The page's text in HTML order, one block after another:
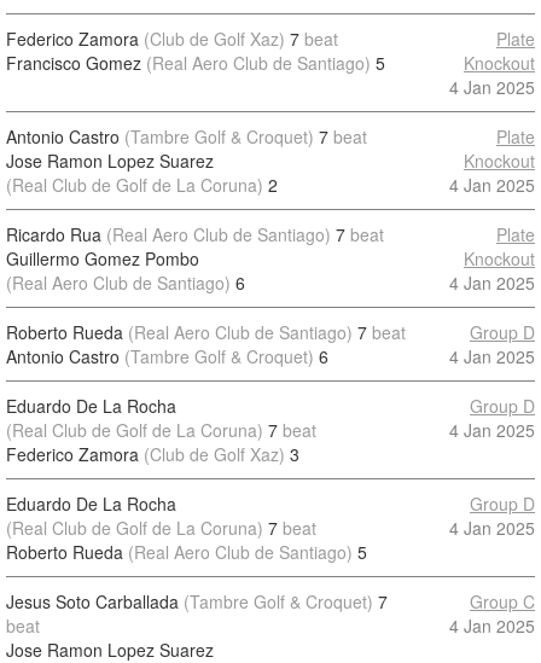
Federico Zamora (Club de Golf Xaz) 7 beat
Francisco Gomez (Real Aero Club de Santiago) 5
Plate
Knockout
4 Jan 2025
Antonio Castro (Tambre Golf & Croquet) 7 beat
Jose Ramon Lopez Suarez
(Real Club de Golf de La Coruna) 2
Plate
Knockout
4 Jan 2025
Ricardo Rua (Real Aero Club de Santiago) 7 beat
Guillermo Gomez Pombo
(Real Aero Club de Santiago) 6
Plate
Knockout
4 Jan 2025
Roberto Rueda (Real Aero Club de Santiago) 7 beat
Antonio Castro (Tambre Golf & Croquet) 6
Group D
4 Jan 2025
Eduardo De La Rocha
(Real Club de Golf de La Coruna) 7 beat
Federico Zamora (Club de Golf Xaz) 3
Group D
4 Jan 2025
Eduardo De La Rocha
(Real Club de Golf de La Coruna) 7 beat
Roberto Rueda (Real Aero Club de Santiago) 5
Group D
4 Jan 2025
Jesus Soto Carballada (Tambre Golf & Croquet) 7
beat
Jose Ramon Lopez Suarez
Group C
4 Jan 2025